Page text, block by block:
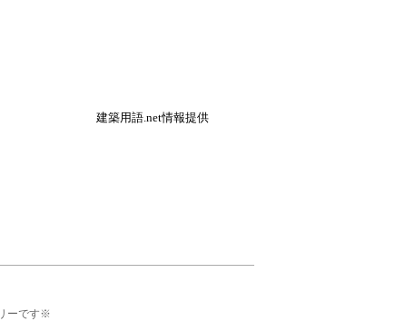
建築用語.net情報提供
ーです※